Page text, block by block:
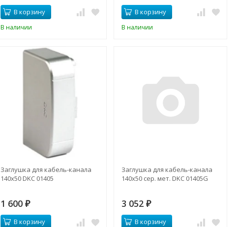
В корзину
В наличии
В корзину
В наличии
Заглушка для кабель-канала
140х50 DKC 01405
1 600₽
В корзину
Заглушка для кабель-канала
140х50 сер. мет. DKC 01405G
3 052 ₽
В корзину